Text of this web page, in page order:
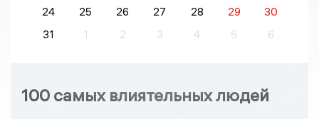
24
25 26 27 28 29
30
31
1 2 3 4 5 6
100 самых влиятельных людей